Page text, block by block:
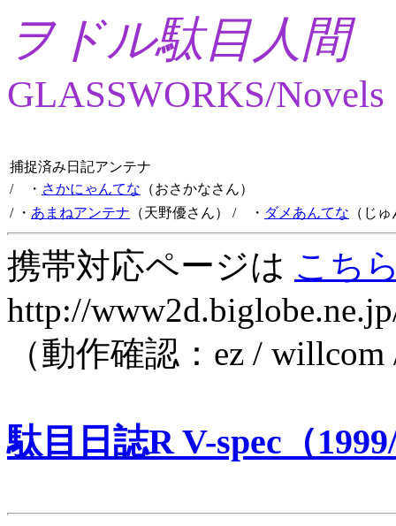
ヲドル駄目人間
GLASSWORKS/Novels
捕捉済み日記アンテナ
/ ・ さかにゃんてな （おさかなさん）
/ ・ あまねアンテナ （天野優さん） / ・ ダメあんてな （じ
携帯対応ページは こち
http://
（動作確認：ez /
駄目日誌R V-spec（